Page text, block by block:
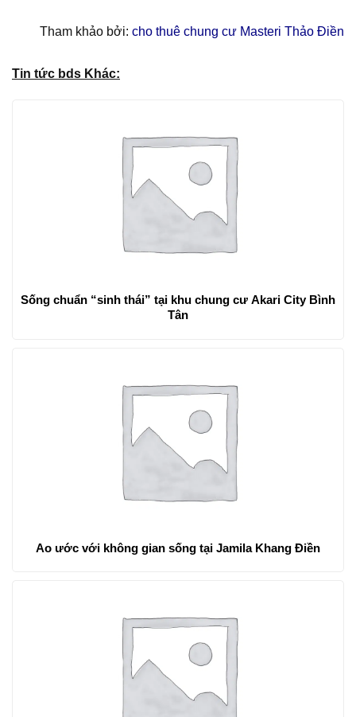
Tham khảo bởi: cho thuê chung cư Masteri Thảo Điền
Tin tức bds Khác:
Sống chuẩn “sinh thái” tại khu chung cư Akari City Bình
Tân
Ao ước với không gian sống tại Jamila Khang Điền